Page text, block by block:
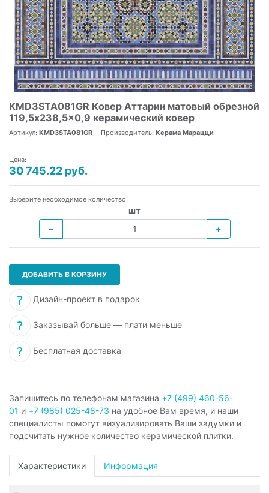
KMD3STA081GR Ковер Аттарин матовый обрезной
119,5x238,5x0,9 керамический ковер
Артикул: KMD3STA081GR Производитель: Керама Марацци
Цена:
30 745.22 руб.
Выберите необходимое количество:
шт
−
+
ДОБАВИТЬ В КОРЗИНУ
Дизайн-проект в подарок
Заказывай больше — плати меньше
Бесплатная доставка
Запишитесь по телефонам магазина +7 (499) 460-56-
01 и +7 (985) 025-48-73 на удобное Вам время, и наши
специалисты помогут визуализировать Ваши задумки и
подсчитать нужное количество керамической плитки.
Характеристики Информация